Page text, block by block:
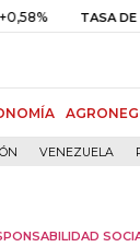
TASA DE USURA
VENEZUELA